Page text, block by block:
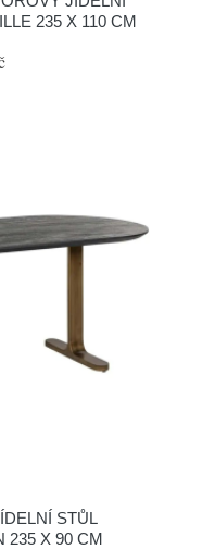
235 X 110 CM
STŮL
235 X 90 CM